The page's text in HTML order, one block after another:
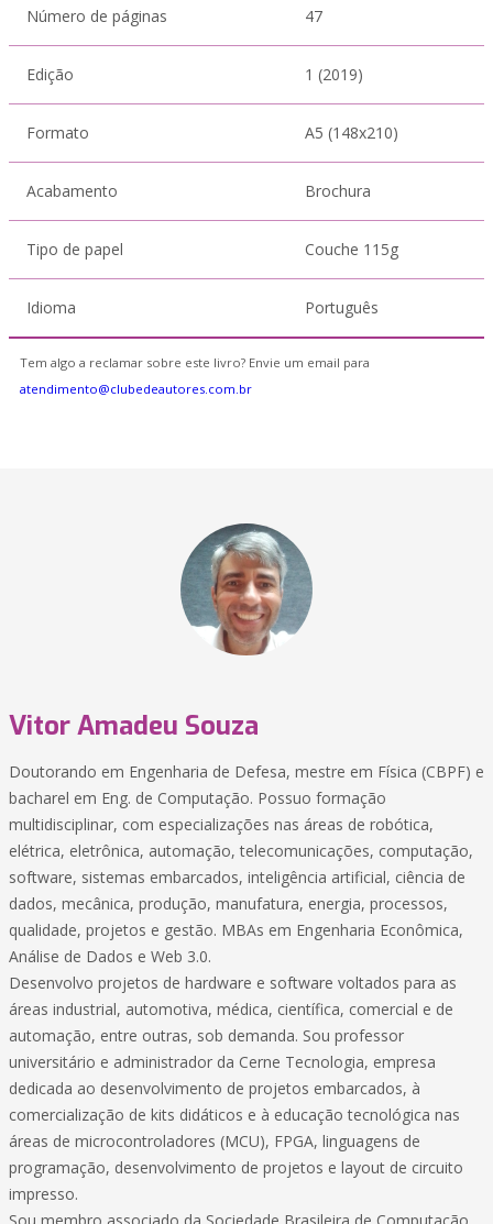
Número de páginas 47
Edição 1 (2019)
Formato A5 (148x210)
Acabamento Brochura
Tipo de papel Couche 115g
Idioma Português
Tem algo a reclamar sobre este livro? Envie um email para
atendimento@clubedeautores.com.br
Vitor Amadeu Souza
Doutorando em Engenharia de Defesa, mestre em Física (CBPF) e
bacharel em Eng. de Computação. Possuo formação
multidisciplinar, com especializações nas áreas de robótica,
elétrica, eletrônica, automação, telecomunicações, computação,
software, sistemas embarcados, inteligência artificial, ciência de
dados, mecânica, produção, manufatura, energia, processos,
qualidade, projetos e gestão. MBAs em Engenharia Econômica,
Análise de Dados e Web 3.0.
Desenvolvo projetos de hardware e software voltados para as
áreas industrial, automotiva, médica, científica, comercial e de
automação, entre outras, sob demanda. Sou professor
universitário e administrador da Cerne Tecnologia, empresa
dedicada ao desenvolvimento de projetos embarcados, à
comercialização de kits didáticos e à educação tecnológica nas
áreas de microcontroladores (MCU), FPGA, linguagens de
programação, desenvolvimento de projetos e layout de circuito
impresso.